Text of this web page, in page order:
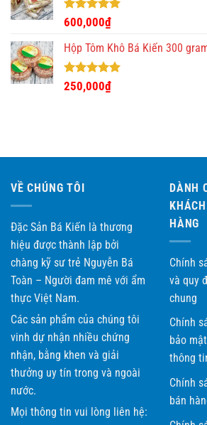
Được xếp
hạng
5.00
5 sao
600,000₫
Hộp Tôm Khô Bá Kiến 300
Được xếp
hạng
5.00
250,000₫
VỀ CHÚNG TÔI
Đặc Sản Bá Kiến là thương
hiệu được thành lập bởi
chàng kỹ sư trẻ Nguyễn Bá
Toàn – Người đam mê với ẩm
thực Việt Nam.
Các sản phẩm của chúng tôi
vinh dự nhận nhiều chứng
nhận, bằng khen và giải
thưởng uy tín trong và ngoài
nước.
Mọi thông tin vui lòng liên hệ:
DÀNH
KHÁCH
HÀNG
Chính
và quy
chung
Chính
bảo mật
thông
Chính
bán